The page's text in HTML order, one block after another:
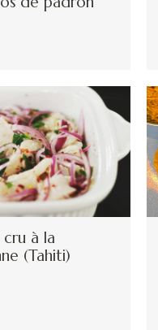
cru à la
(Tahiti)